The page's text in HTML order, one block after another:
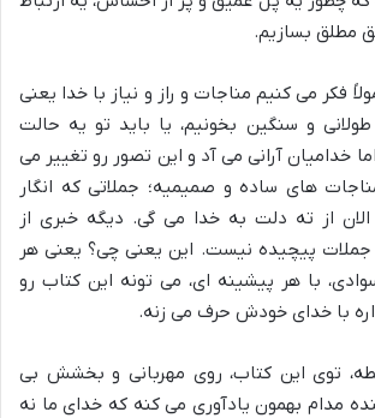
مطلق بسازیم.
فکر می کنیم مناجات و راز و نیاز با خدا یعنی
و سنگین بخونیم، یا باید تو یه حالت
خدامیان آرانی می آد و این تصور رو تغییر می
های ساده و صمیمیه؛ جملاتی که انگار
از ته دلت به خدا می گی. دیگه خبری از
پیچیده نیست. این یعنی چی؟ یعنی هر
با هر پیشینه ای، می تونه این کتاب رو
با خدای خودش حرف می زنه.
توی این کتاب، روی مهربانی و بخشش بی
مدام بهمون یادآوری می کنه که خدای ما نه